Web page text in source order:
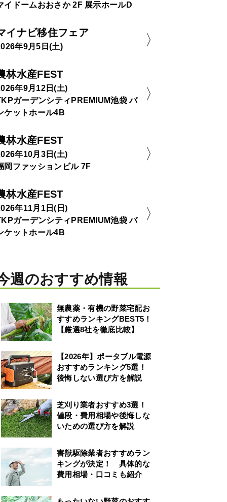
イドームおおさか 2F 展示ホールD
イナビ移住フェア
年9月5日(土)
林水産FEST
年9月12日(土)
ガーデンシティPREMIUM池袋 バ
ケットホール4B
林水産FEST
年10月3日(土)
岡ファッションビル 7F
林水産FEST
年11月1日(日)
ガーデンシティPREMIUM池袋 バ
ケットホール4B
週のおすすめ情報
無農薬・有機の野菜宅配お
すすめランキングBEST5！
【厳選8社を徹底比較】
【2026年】ポータブル電源
おすすめランキング5選！
後悔しない選び方を解説
芝刈り業者おすすめ3選！
値段・費用相場や後悔しな
いための選び方を解説
害獣駆除業者おすすめラン
キングが決定！ 具体的な
費用相場・口コミも紹介